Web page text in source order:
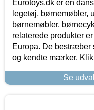
Eurotoys.dk er en
legetøj, børnemøbler,
børnemøbler,
relaterede produkter
Europa. De bestræber
og kendte mærker.
Se